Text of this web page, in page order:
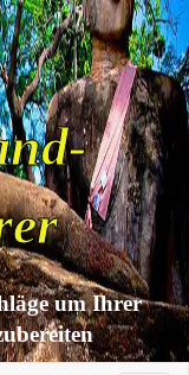
um Ihrer